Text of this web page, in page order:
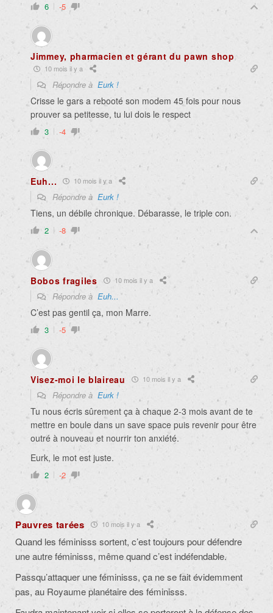
6 -5
Jimmey, pharmacien et gérant du pawn shop
10 mois il y a
Répondre à Eurk !
Crisse le gars a rebooté son modem 45 fois pour nous
prouver sa petitesse, tu lui dois le respect
3 -4
Euh... 10 mois il y a
Répondre à Eurk !
Tiens, un débile chronique. Débarasse, le triple con.
2 -8
Bobos fragiles 10 mois il y a
Répondre à Euh...
C’est pas gentil ça, mon Marre.
3 -5
Visez-moi le blaireau 10 mois il y a
Répondre à Eurk !
Tu nous écris sûrement ça à chaque 2-3 mois avant de te
mettre en boule dans un save space puis revenir pour être
outré à nouveau et nourrir ton anxiété.
Eurk, le mot est juste.
2 -2
Pauvres tarées 10 mois il y a
Quand les féminisss sortent, c’est toujours pour défendre
une autre féminisss, même quand c’est indéfendable.
Passqu’attaquer une féminisss, ça ne se fait évidemment
pas, au Royaume planétaire des féminisss.